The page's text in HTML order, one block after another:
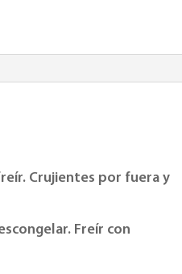
Crujientes por fuera y
Freír con